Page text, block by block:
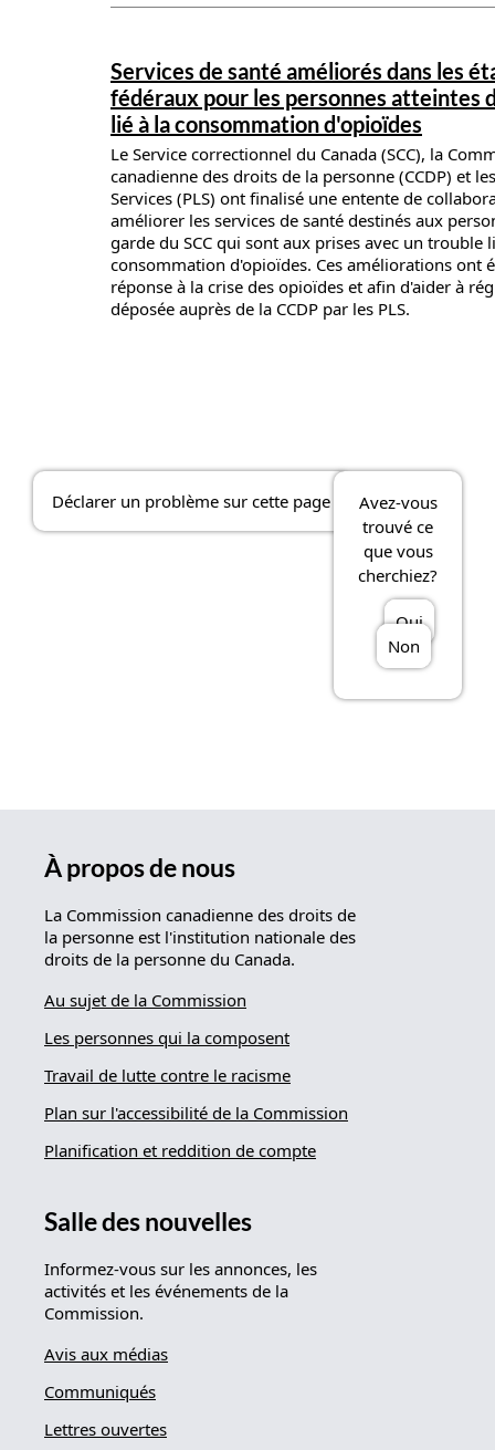
Services de santé améliorés dans les
fédéraux pour les personnes atteintes
lié à la consommation d'opioïdes
Le Service correctionnel du Canada (SCC), la
canadienne des droits de la personne (CCDP) et
Services (PLS) ont finalisé une entente de
améliorer les services de santé destinés aux
garde du SCC qui sont aux prises avec un trouble
consommation d'opioïdes. Ces améliorations ont
réponse à la crise des opioïdes et afin d'aider à
déposée auprès de la CCDP par les PLS.
News details
Déclarer un problème sur cette page
Avez-vous
trouvé ce
que vous
cherchiez?
Oui
Non
À propos de nous
La Commission canadienne des droits de
la personne est l'institution nationale des
droits de la personne du Canada.
Au sujet de la Commission
Les personnes qui la composent
Travail de lutte contre le racisme
Plan sur l'accessibilité de la Commission
Planification et reddition de compte
Salle des nouvelles
Informez-vous sur les annonces, les
activités et les événements de la
Commission.
Avis aux médias
Communiqués
Lettres ouvertes